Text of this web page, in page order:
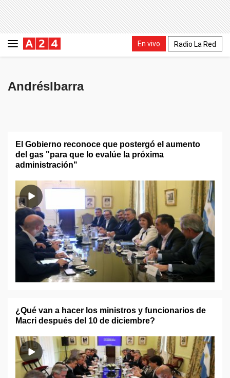
En vivo Radio La Red
AndrésIbarra
El Gobierno reconoce que postergó el aumento
del gas "para que lo evalúe la próxima
administración"
¿Qué van a hacer los ministros y funcionarios de
Macri después del 10 de diciembre?